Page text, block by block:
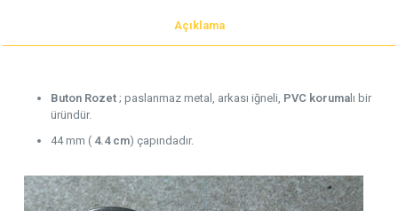
Açıklama
Buton Rozet ; paslanmaz metal, arkası iğneli, PVC korumalı bir
üründür.
44 mm ( 4.4 cm) çapındadır.